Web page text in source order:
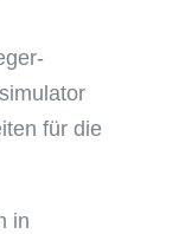
für die
in